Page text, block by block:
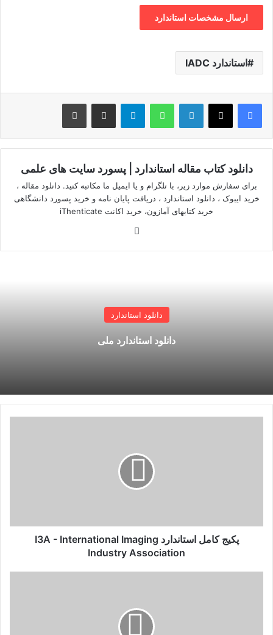
استاندارد IADC
لینکدین واتس آپ تلگرام اشتراک گذاری از طریق ایمیل چاپ
دانلود کتاب مقاله استاندارد | پسورد سایت های علمی
برای سفارش موارد زیر، با تلگرام و یا ایمیل ما مکاتبه کنید. دانلود مقاله ،
خرید ایبوک ، دانلود استاندارد ، دریافت پایان نامه و خرید پسورد دانشگاهی
خرید کتابهای آمازون، خرید اکانت iThenticate
دانلود استاندارد
دانلود استاندارد ملی
Association
پکیج کامل استاندارد I3A - International Imaging
Industry Association